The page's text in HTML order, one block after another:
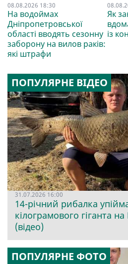
08.08.2026 18:30
На водоймах
Дніпропетровської
області вводять сезонну
заборону на вилов раків:
які штрафи
Як
із
ПОПУЛЯРНЕ ВІДЕО
31.07.2026 16:00
14-річний рибалка
кілограмового гіганта
(відео)
ПОПУЛЯРНЕ ФОТО